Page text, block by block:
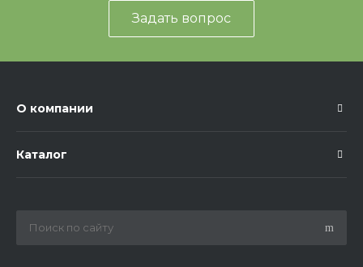
Задать вопрос
О компании
Каталог